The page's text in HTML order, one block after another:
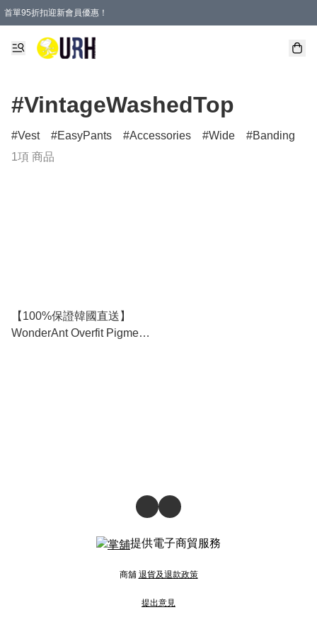
首單95折扣迎新會員優惠！
特選會員可享全單低至 95 折優惠！
單一訂單滿HKD600(澳門HKD800)包郵寄順豐送到家。
#VintageWashedTop
Vest EasyPants Accessories Wide Banding
1項 商品
【100%保證韓國直送】
WonderAnt Overfit Pigment
提供電子商貿服務
商舖 退貨及退款政策
提出意見